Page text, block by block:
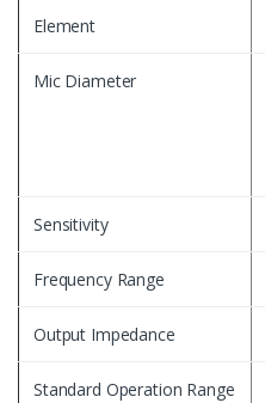
Element
Mic Diameter
Sensitivity
Frequency Range
Output Impedance
Standard Operation Range